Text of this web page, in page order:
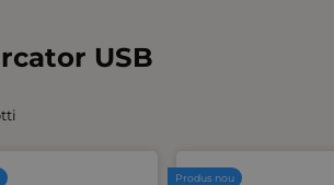
USB
Produs nou